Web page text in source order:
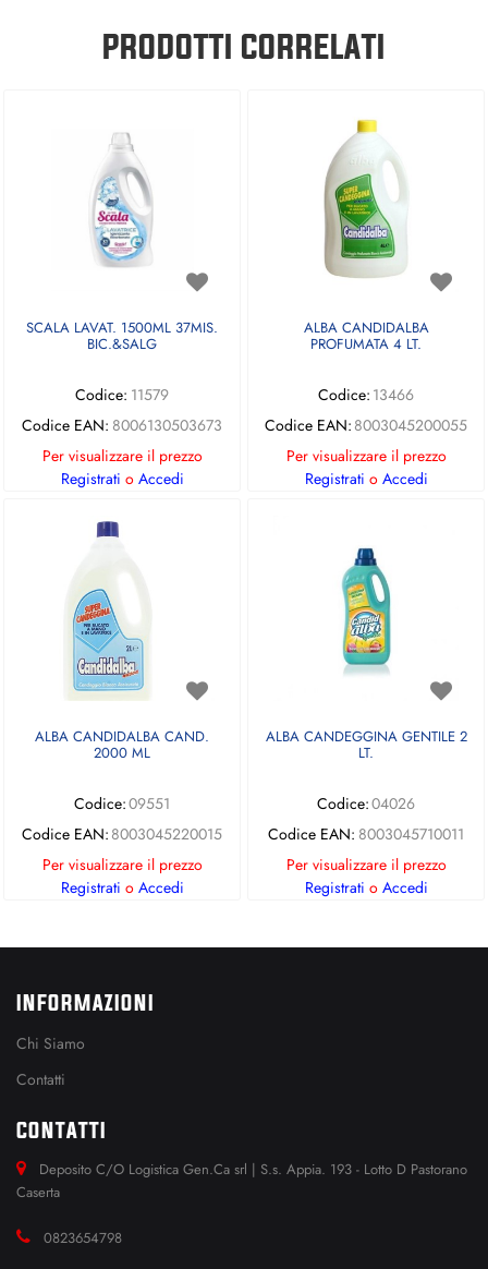
PRODOTTI CORRELATI
SCALA LAVAT. 1500ML 37MIS.
BIC.&SALG
Codice: 11579
Codice EAN: 8006130503673
Per visualizzare il prezzo
Registrati o Accedi
ALBA CANDIDALBA
PROFUMATA 4 LT.
Codice: 13466
Codice EAN: 8003045200055
Per visualizzare il prezzo
Registrati o Accedi
ALBA CANDIDALBA CAND.
2000 ML
Codice:09551
Codice EAN: 8003045220015
Per visualizzare il prezzo
Registrati o Accedi
ALBA CANDEGGINA GENTILE 2
LT.
Codice:04026
Codice EAN: 8003045710011
Per visualizzare il prezzo
Registrati o Accedi
INFORMAZIONI
Chi Siamo
Contatti
CONTATTI
Deposito C/O Logistica Gen.Ca srl | S.s. Appia. 193 - Lotto D Pastorano
Caserta
0823654798